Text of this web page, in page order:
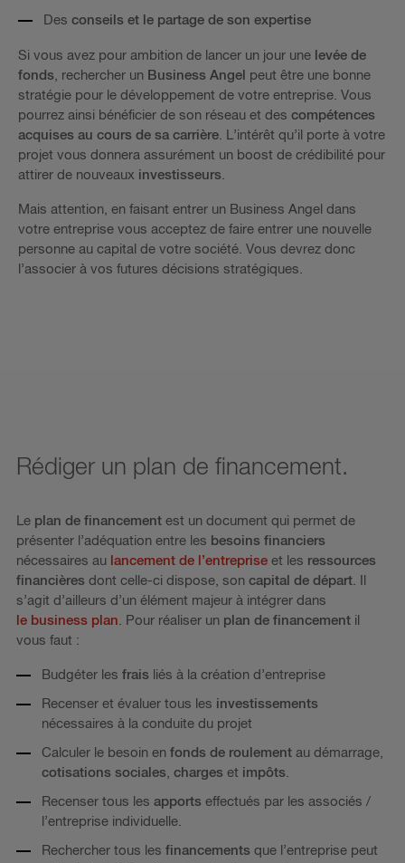
Des conseils et le partage de son expertise
Si vous avez pour ambition de lancer un jour une levée de
fonds , rechercher un Business Angel peut être une bonne
stratégie pour le développement de votre entreprise. Vous
pourrez ainsi bénéficier de son réseau et des compétences
acquises au cours de sa carrière . L’intérêt qu’il porte à votre
projet vous donnera assurément un boost de crédibilité pour
attirer de nouveaux investisseurs
Mais attention, en faisant entrer un Business Angel dans
votre entreprise vous acceptez de faire entrer une nouvelle
personne au capital de votre société. Vous devrez donc
l’associer à vos futures décisions stratégiques.
Rédiger un plan de financement.
Le plan de financement est un document qui permet de
présenter l’adéquation entre les besoins financiers
nécessaires au lancement de l’entreprise et les ressources
financières dont celle-ci dispose, son capital de départ
s’agit d’ailleurs d’un élément majeur à intégrer dans
le business plan . Pour réaliser un plan de financement il
vous faut :
Budgéter les frais liés à la création d’entreprise
Recenser et évaluer tous les investissements
nécessaires à la conduite du projet
Calculer le besoin en fonds de roulement au démarrage,
cotisations sociales, charges et impôts.
Recenser tous les apports effectués par les associés /
l’entreprise individuelle.
Rechercher tous les financements que l’entreprise peut